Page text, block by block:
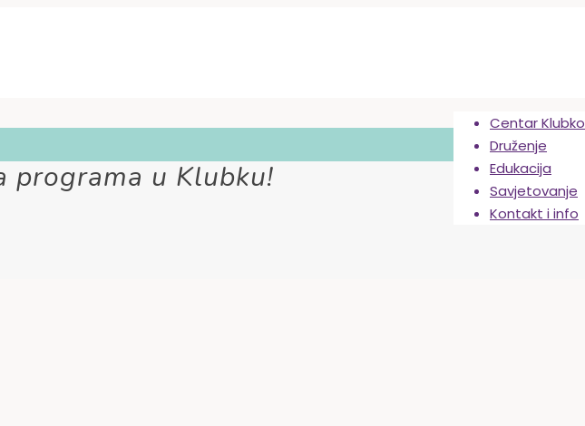
Centar Klubko
Druženje
Edukacija
Savjetovanje
Kontakt i info
programa u Klubku!